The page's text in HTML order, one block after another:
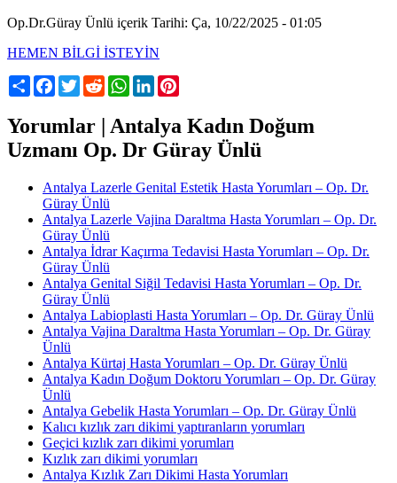
Op.Dr.Güray Ünlü içerik Tarihi: Ça, 10/22/2025 - 01:05
HEMEN BİLGİ İSTEYİN
ShareFacebook
TwitterRedditWhatsApp
LinkedIn
Yorumlar | Antalya Kadın Doğum
Uzmanı Op. Dr Güray Ünlü
Antalya Lazerle Genital Estetik Hasta Yorumları – Op. Dr.
Güray Ünlü
Antalya Lazerle Vajina Daraltma Hasta Yorumları – Op. Dr.
Güray Ünlü
Antalya İdrar Kaçırma Tedavisi Hasta Yorumları – Op. Dr.
Güray Ünlü
Antalya Genital Siğil Tedavisi Hasta Yorumları – Op. Dr.
Güray Ünlü
Antalya Labioplasti Hasta Yorumları – Op. Dr. Güray Ünlü
Antalya Vajina Daraltma Hasta Yorumları – Op. Dr. Güray
Ünlü
Antalya Kürtaj Hasta Yorumları – Op. Dr. Güray Ünlü
Antalya Kadın Doğum Doktoru Yorumları – Op. Dr. Güray
Ünlü
Antalya Gebelik Hasta Yorumları – Op. Dr. Güray Ünlü
Kalıcı kızlık zarı dikimi yaptıranların yorumları
Geçici kızlık zarı dikimi yorumları
Kızlık zarı dikimi yorumları
Antalya Kızlık Zarı Dikimi Hasta Yorumları